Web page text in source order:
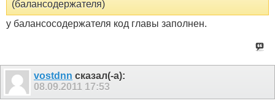
(балансодержателя)
у балансосодержателя код главы заполнен.
vostdnn сказал(-а):
08.09.2011 17:53